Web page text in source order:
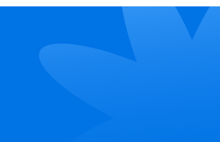
оперативную доставку по всей России,
акции и скидки, которые сделают покупку еще
Дополните джемпер джинсами для стильного
повседневного образа или классической юбкой, чтобы
выглядеть элегантно на празднике. Смело
экспериментируйте, создавая уникальные сочетания,